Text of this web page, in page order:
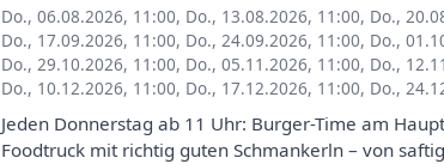
Do., 06.08.2026, 11:00, Do., 13.08.2026, 11:00, Do.,
Do., 17.09.2026, 11:00, Do., 24.09.2026, 11:00, Do.,
Do., 29.10.2026, 11:00, Do., 05.11.2026, 11:00, Do.,
Do., 10.12.2026, 11:00, Do., 17.12.2026, 11:00, Do.,
Jeden Donnerstag ab 11 Uhr: Burger-Time am
Foodtruck mit richtig guten Schmankerln – von